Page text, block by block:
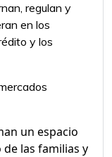
regulan y
en los
y los
un espacio
las familias y